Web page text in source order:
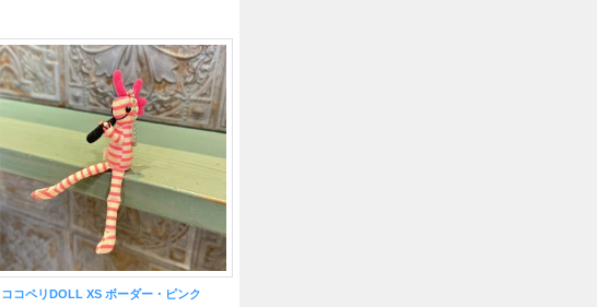
ココペリDOLL XS ボーダー・ピンク